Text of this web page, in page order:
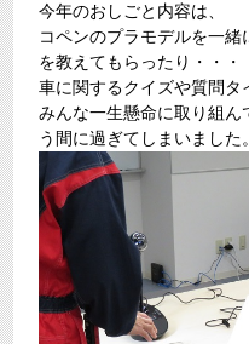
今年のおしごと内容は、
コペンのプラモデルを一
を教えてもらったり・・・
車に関するクイズや質問タ
みんな一生懸命に取り組
う間に過ぎてしまいました。